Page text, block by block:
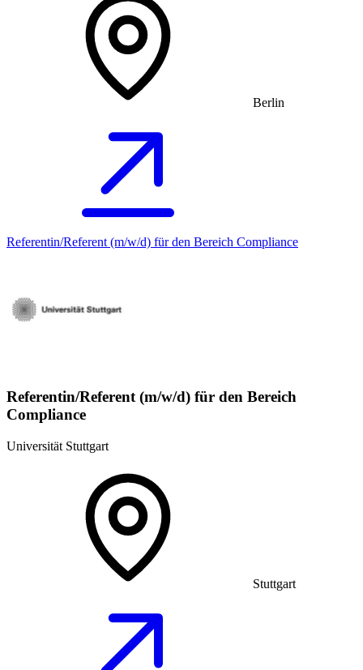
Berlin
Referentin/Referent (m/w/d) für den Bereich Compliance
Referentin/Referent (m/w/d) für den Bereich
Compliance
Universität Stuttgart
Stuttgart